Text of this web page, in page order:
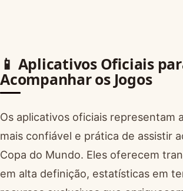
📱 Aplicativos Oficiais
Acompanhar os Jogos
Os aplicativos oficiais representam
mais confiável e prática de assistir
Copa do Mundo. Eles oferecem
em alta definição, estatísticas em